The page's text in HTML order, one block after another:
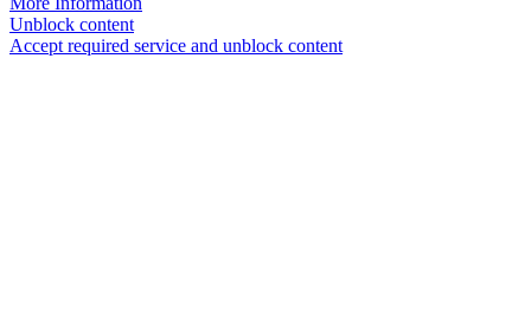
Unblock content
Accept required service and unblock content